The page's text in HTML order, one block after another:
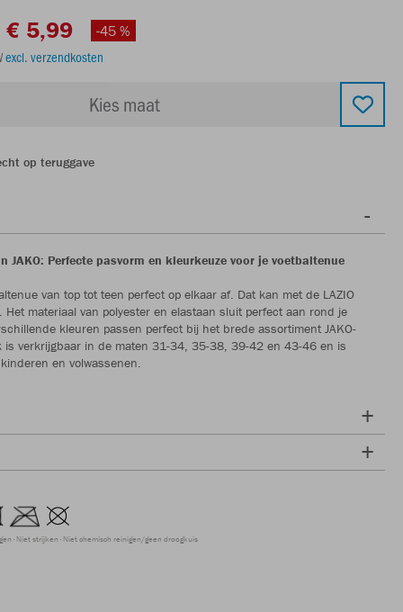
€ 5,99
-45 %
excl. verzendkosten
Kies maat
op teruggave
JAKO: Perfecte pasvorm en kleurkeuze voor je voetbaltenue
van top tot teen perfect op elkaar af. Dat kan met de LAZIO
Het materiaal van polyester en elastaan sluit perfect aan rond je
kleuren passen perfect bij het brede assortiment JAKO-
is verkrijgbaar in de maten 31-34, 35-38, 39-42 en 43-46 en is
en volwassenen.
Niet strijken Niet chemisch reinigen/geen droogkuis